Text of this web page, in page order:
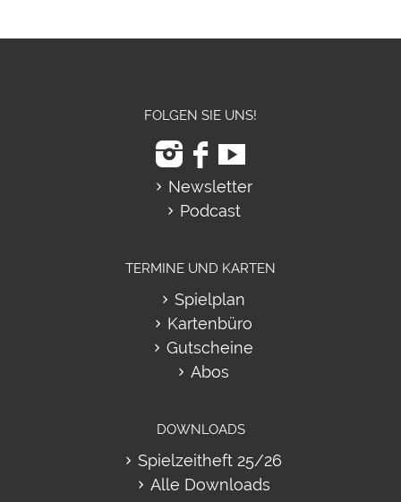
FOLGEN SIE UNS!
Newsletter
Podcast
TERMINE UND KARTEN
Spielplan
Kartenbüro
Gutscheine
Abos
DOWNLOADS
Spielzeitheft 25/26
Alle Downloads